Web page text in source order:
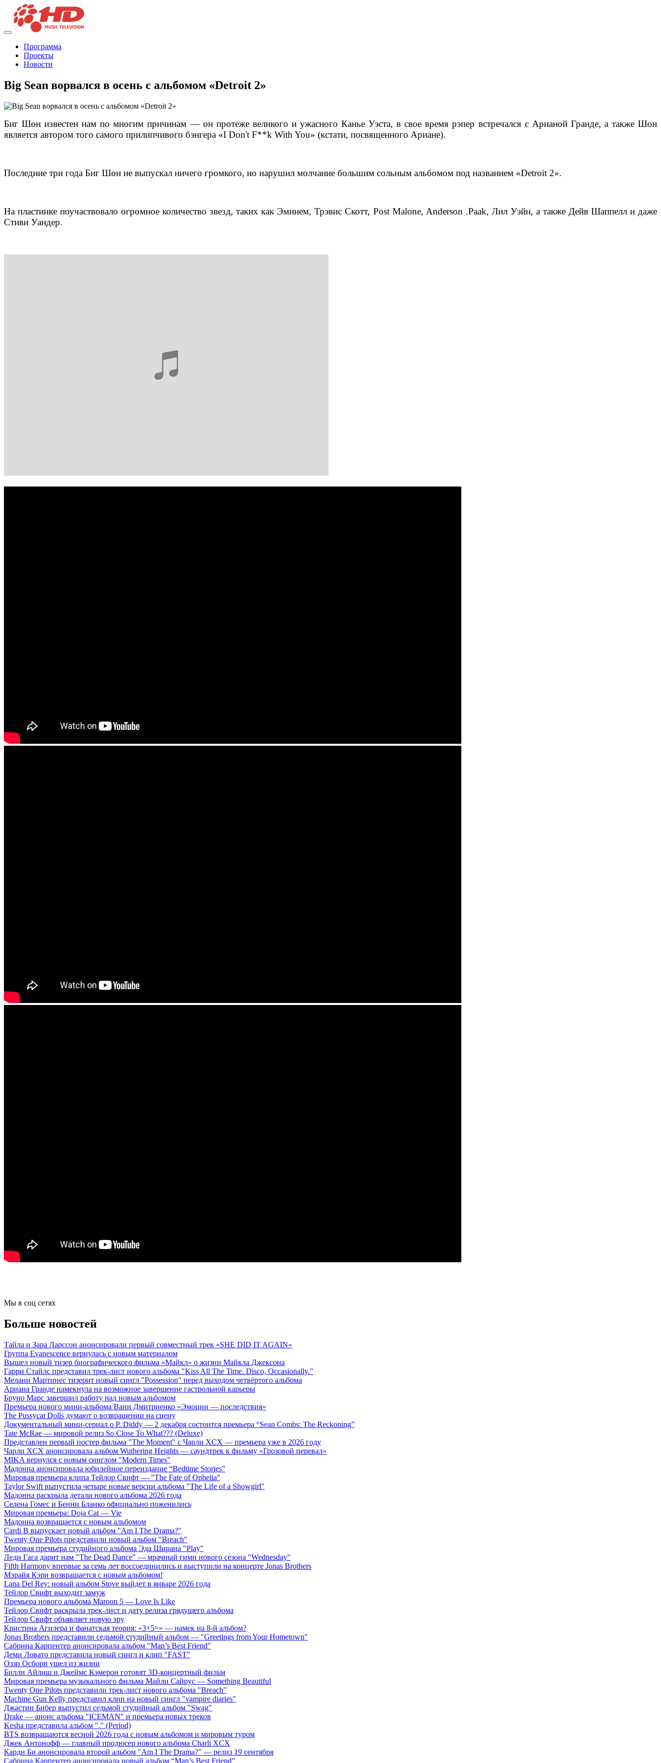
Программа
Проекты
Новости
Big Sean ворвался в осень с альбомом «Detroit 2»
Биг Шон известен нам по многим причинам — он протеже великого и ужасного Канье Уэста, в свое время рэпер встречался с Арианой Гранде, а также Шон
является автором того самого прилипчивого бэнгера «I Don't F**k With You» (кстати, посвященного Ариане).
Последние три года Биг Шон не выпускал ничего громкого, но нарушил молчание большим сольным альбомом под названием «Detroit 2».
На пластинке поучаствовало огромное количество звезд, таких как Эминем, Трэвис Скотт, Post Malone, Anderson .Paak, Лил Уэйн, а также Дейв Шаппелл и даже
Стиви Уандер.
Мы в соц сетях
Больше новостей
Тайла и Зара Ларссон анонсировали первый совместный трек «SHE DID IT AGAIN»
Группа Evanescence вернулась с новым материалом
Вышел новый тизер биографического фильма «Майкл» о жизни Майкла Джексона
Гарри Стайлс представил трек-лист нового альбома "Kiss All The Time. Disco, Occasionally."
Мелани Мартинес тизерит новый сингл "Possession" перед выходом четвёртого альбома
Ариана Гранде намекнула на возможное завершение гастрольной карьеры
Бруно Марс завершил работу над новым альбомом
Премьера нового мини-альбома Вани Дмитриенко «Эмоции — последствия»
The Pussycat Dolls думают о возвращении на сцену
Документальный мини-сериал о P. Diddy — 2 декабря состоится премьера “Sean Combs: The Reckoning”
Tate McRae — мировой релиз So Close To What??? (Deluxe)
Представлен первый постер фильма "The Moment" с Чарли XCX — премьера уже в 2026 году
Чарли XCX анонсировала альбом Wuthering Heights — саундтрек к фильму «Грозовой перевал»
MIKA вернулся с новым синглом "Modern Times"
Мадонна анонсировала юбилейное переиздание “Bedtime Stories”
Мировая премьера клипа Тейлор Свифт — "The Fate of Ophelia"
Taylor Swift выпустила четыре новые версии альбома "The Life of a Showgirl"
Мадонна раскрыла детали нового альбома 2026 года
Селена Гомес и Бенни Бланко официально поженились
Мировая премьера: Doja Cat — Vie
Мадонна возвращается с новым альбомом
Cardi B выпускает новый альбом "Am I The Drama?"
Twenty One Pilots представили новый альбом "Breach"
Мировая премьера студийного альбома Эда Ширана "Play"
Леди Гага дарит нам "The Dead Dance" — мрачный гимн нового сезона "Wednesday"
Fifth Harmony впервые за семь лет воссоединились и выступили на концерте Jonas Brothers
Мэрайя Кэри возвращается с новым альбомом!
Lana Del Rey: новый альбом Stove выйдет в январе 2026 года
Тейлор Свифт выходит замуж
Премьера нового альбома Maroon 5 — Love Is Like
Тейлор Свифт раскрыла трек-лист и дату релиза грядущего альбома
Тейлор Свифт объявляет новую эру
Кристина Агилера и фанатская теория: «3+5=» — намек на 8-й альбом?
Jonas Brothers представили седьмой студийный альбом — "Greetings from Your Hometown"
Сабрина Карпентер анонсировала альбом "Man’s Best Friend"
Деми Ловато представила новый сингл и клип "FAST"
Оззи Осборн ушел из жизни
Билли Айлиш и Джеймс Кэмерон готовят 3D-концертный фильм
Мировая премьера музыкального фильма Майли Сайрус — Something Beautiful
Twenty One Pilots представили трек-лист нового альбома "Breach"
Machine Gun Kelly представил клип на новый сингл "vampire diaries"
Джастин Бибер выпустил седьмой студийный альбом "Swag"
Drake — анонс альбома "ICEMAN" и премьера новых треков
Kesha представила альбом "." (Period)
BTS возвращаются весной 2026 года с новым альбомом и мировым туром
Джек Антонофф — главный продюсер нового альбома Charli XCX
Карди Би анонсировала второй альбом "Am I The Drama?" — релиз 19 сентября
Сабрина Карпентер анонсировала новый альбом “Man’s Best Friend”